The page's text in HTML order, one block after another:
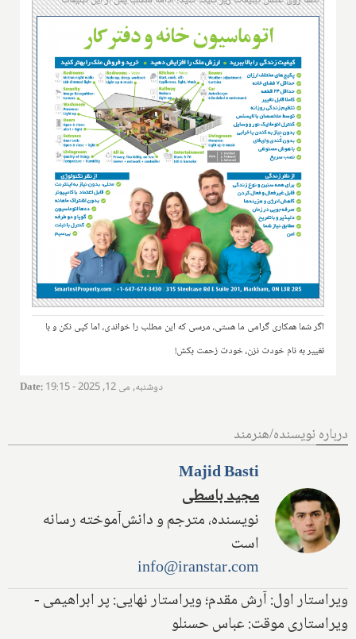
اگر شما همکاری گرامی ما هستی، مرسی که این مطلب را خواندی، اما کپی نکن و با
تغییر به نام خودت نزن، خودت زحمت بکش!
Date: دوشنبه, می 12, 2025 - 19:15
درباره نویسنده/هنرمند
Majid Basti
مجید باسطی
نویسنده، مترجم و دانش‌آموخته رسانه
است
info@iranstar.com
ویراستار اول: آرش مقدم؛ ویراستار نهایی: پر ابراهیمی -
ویراستاری موقت: عباس حسنلو